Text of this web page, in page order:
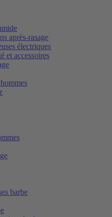
après-rasage
électriques
et accessoires
barbe